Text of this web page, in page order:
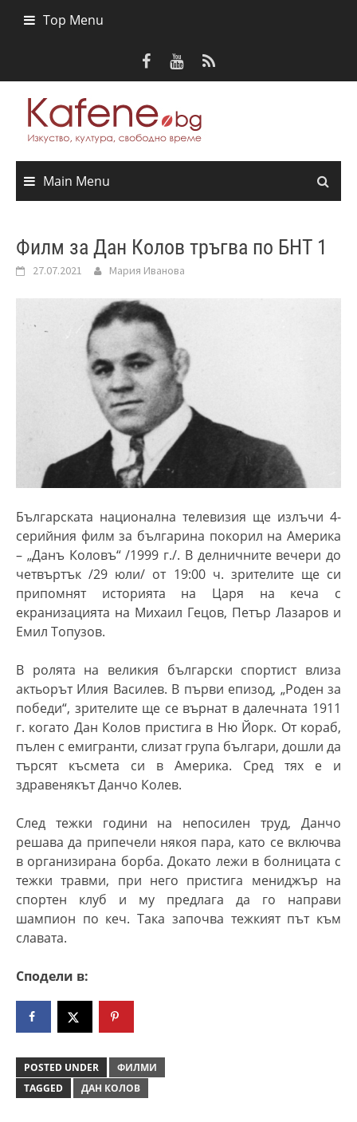
Top Menu
Main Menu
Филм за Дан Колов тръгва по БНТ 1
27.07.2021 Мария Иванова
Българската национална телевизия ще излъчи 4-
серийния филм за българина покорил на Америка
– „Данъ Коловъ“ /1999 г./. В делничните вечери до
четвъртък /29 юли/ от 19:00 ч. зрителите ще си
припомнят историята на Царя на кеча с
екранизацията на Михаил Гецов, Петър Лазаров и
Емил Топузов.
В ролята на великия български спортист влиза
актьорът Илия Василев. В първи епизод, „Роден за
победи“, зрителите ще се върнат в далечната 1911
г. когато Дан Колов пристига в Ню Йорк. От кораб,
пълен с емигранти, слизат група българи, дошли да
търсят късмета си в Америка. Сред тях е и
здравенякът Данчо Колев.
След тежки години на непосилен труд, Данчо
решава да припечели някоя пара, като се включва
в организирана борба. Докато лежи в болницата с
тежки травми, при него пристига мениджър на
спортен клуб и му предлага да го направи
шампион по кеч. Така започва тежкият път към
славата.
Сподели в:
POSTED UNDER
ФИЛМИ
TAGGED
ДАН КОЛОВ